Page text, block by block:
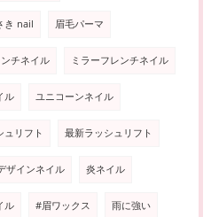
き nail 眉毛パーマ
チネイル ミラーフレンチネイル
ル ユニコーンネイル
ュリフト 最新ラッシュリフト
ザインネイル 炎ネイル
ル #眉ワックス 雨に強い